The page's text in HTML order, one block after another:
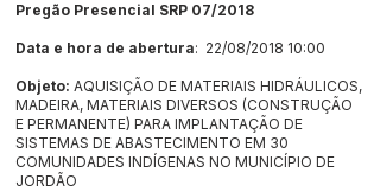
Pregão Presencial SRP 07/2018
Data e hora de abertura: 22/08/2018 10:00
Objeto: AQUISIÇÃO DE MATERIAIS HIDRÁULICOS,
MADEIRA, MATERIAIS DIVERSOS (CONSTRUÇÃO
E PERMANENTE) PARA IMPLANTAÇÃO DE
SISTEMAS DE ABASTECIMENTO EM 30
COMUNIDADES INDÍGENAS NO MUNICÍPIO DE
JORDÃO